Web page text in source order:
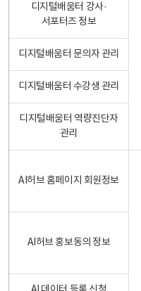
디지털배움터 강사·
서포터즈 정보
디지털배움터 문의자 관리
디지털배움터 수강생 관리
디지털배움터 역량진단자
관리
AI허브 홈페이지 회원정보
AI허브 홍보동의 정보